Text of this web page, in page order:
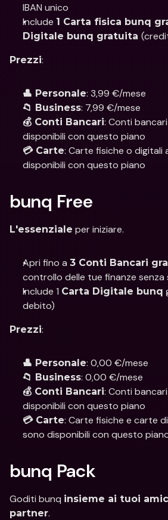
IBAN unico
Include 1 Carta fisica bunq
Digitale bunq gratuita
Prezzi:
👤 Personale: 3,99 €/mese
📁 Business: 7,99 €/mese
💰 Conti Bancari: Conti
disponibili con questo piano
💳 Carte: Carte fisiche o digitali
disponibili con questo piano
bunq Free
L'essenziale per iniziare.
Apri fino a 3 Conti Bancari
controllo delle tue finanze senza
Include 1 Carta Digitale bunq
debito)
Prezzi:
👤 Personale: 0,00 €/mese
📁 Business: 0,00 €/mese
💰 Conti Bancari: Conti
disponibili con questo piano
💳 Carte: Carte fisiche e carte
sono disponibili con questo
bunq Pack
Goditi bunq insieme ai tuoi
partner.